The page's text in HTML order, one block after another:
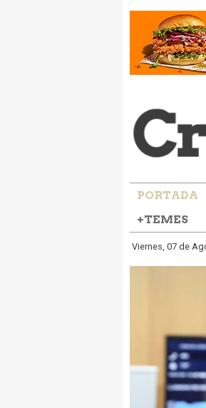
PORTADA
+TEMES
Viernes, 07 de